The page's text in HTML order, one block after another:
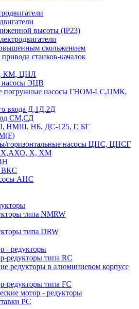
высоты (IP23)
скольжением
станков-качалок
КМ, ЦНЛ
насосы ЭЦВ
погружные насосы ГНОМ-LC,ЦМК,
входа Д,1Д,2Д
СМ,СД
НМШ, НБ, ДС-125, Г, БГ
горизонтальные насосы ЦНС, ЦНСГ
АХ,АХО, Х, ХМ
ВКС
АНС
типа NMRW
типа DRW
- редукторы
редукторы типа RC
редукторы в алюминиевом корпусе
редукторы типа FC
мотор - редукторы
PC